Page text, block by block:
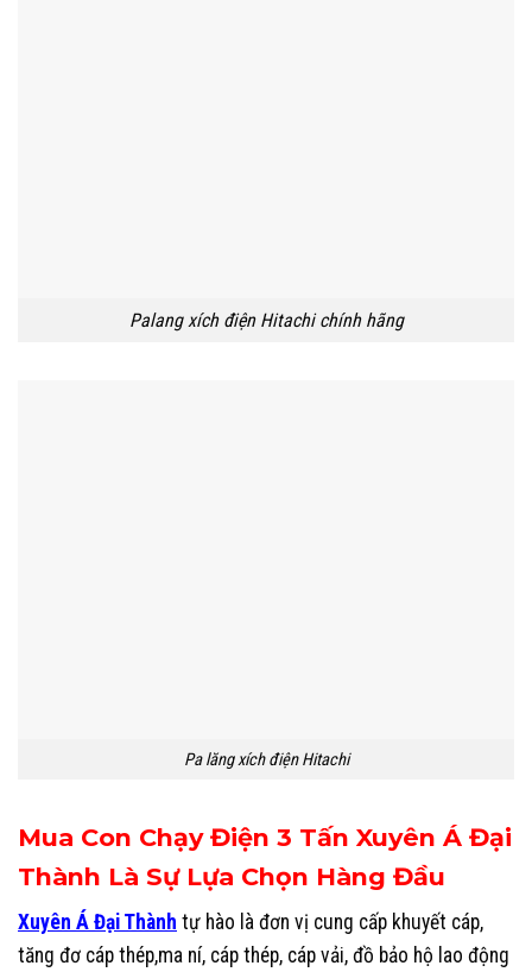
Palang xích điện Hitachi chính hãng
Pa lăng xích điện Hitachi
Mua Con Chạy Điện 3 Tấn Xuyên Á Đại
Thành Là Sự Lựa Chọn Hàng Đầu
Xuyên Á Đại Thành tự hào là đơn vị cung cấp khuyết cáp,
tăng đơ cáp thép,ma ní, cáp thép, cáp vải, đồ bảo hộ lao động